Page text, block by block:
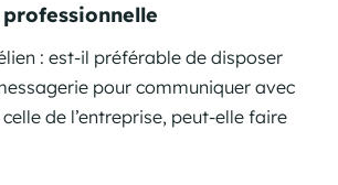
: est-il préférable de disposer
pour communiquer avec
de l’entreprise, peut-elle faire